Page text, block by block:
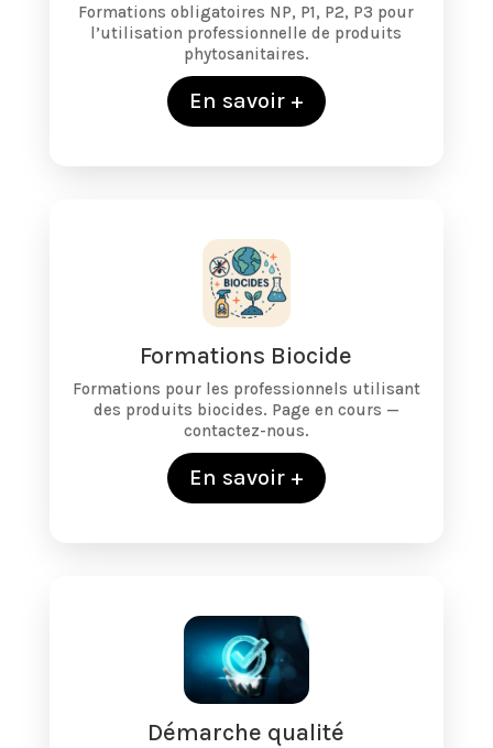
Formations obligatoires NP, P1, P2, P3 pour
l’utilisation professionnelle de produits
phytosanitaires.
En savoir +
Formations Biocide
Formations pour les professionnels utilisant
des produits biocides. Page en cours —
contactez-nous.
En savoir +
Démarche qualité